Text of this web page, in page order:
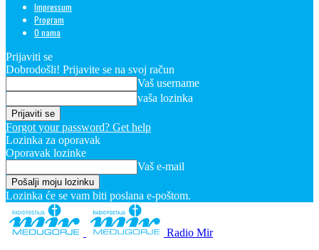
Impressum
Program
O nama
Prijaviti se
Dobrodošli! Prijavite se na svoj račun
Vaš username
vaša lozinka
Forgot your password? Get help
Lozinka za oporavak
Oporavak lozinke
Vaš e-mail
Lozinka će se vam biti poslana e-poštom.
Radio Mir